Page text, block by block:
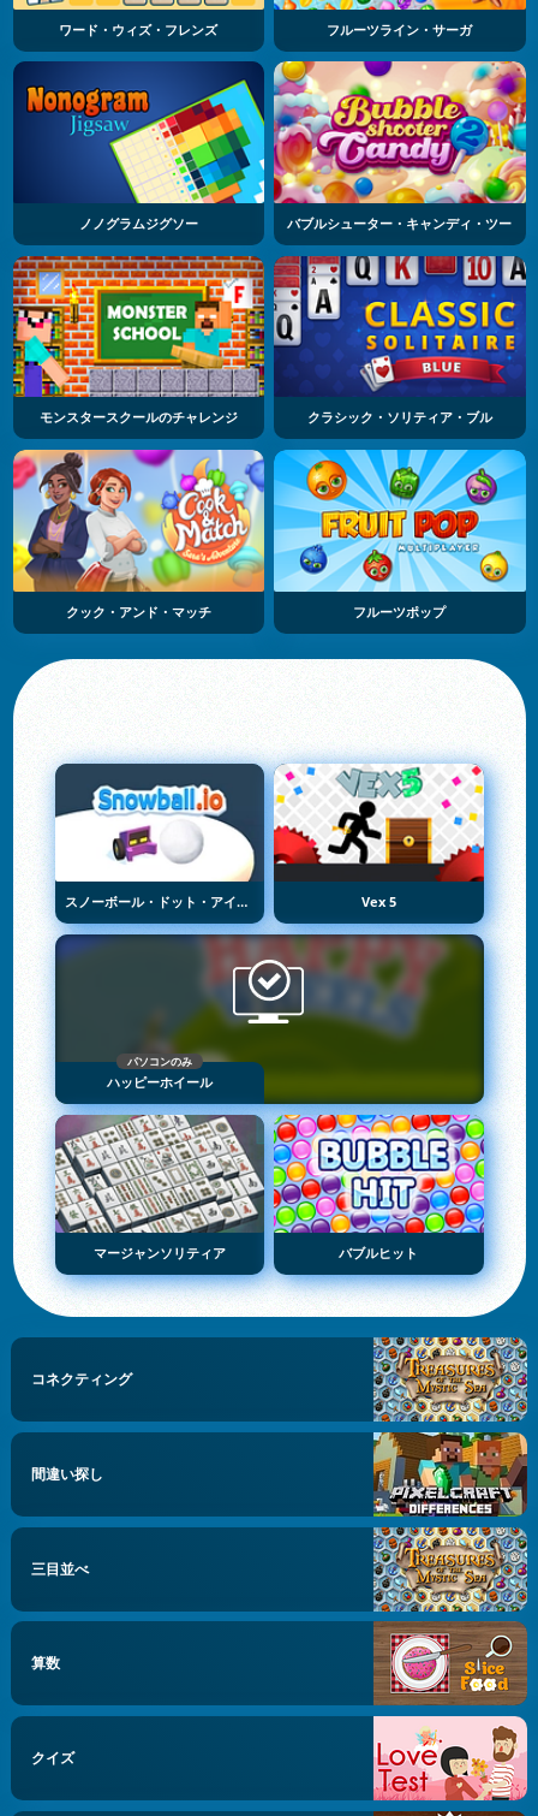
ワード・ウィズ・フレンズ フルーツライン・サーガ
ノノグラムジグソー バブルシューター・キャンディ・ツー
モンスタースクールのチャレンジ クラシック・ソリティア・ブル
クック・アンド・マッチ フルーツポップ
スノーボール・ドット・アイオー Vex 5
パソコンのみ
ハッピーホイール
マージャンソリティア バブルヒット
コネクティング
間違い探し
三目並べ
算数
クイズ